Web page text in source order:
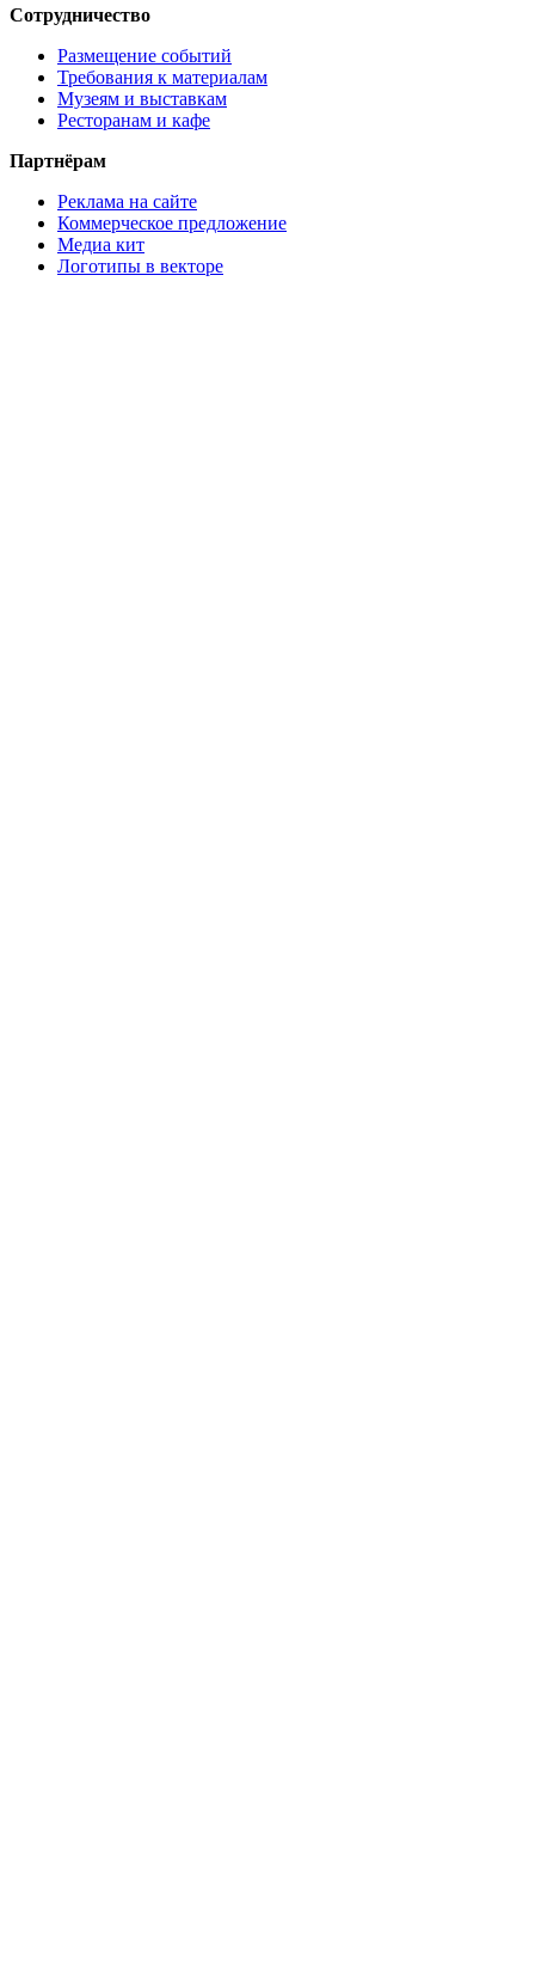
Сотрудничество
Размещение событий
Требования к материалам
Музеям и выставкам
Ресторанам и кафе
Партнёрам
Реклама на сайте
Коммерческое предложение
Медиа кит
Логотипы в векторе